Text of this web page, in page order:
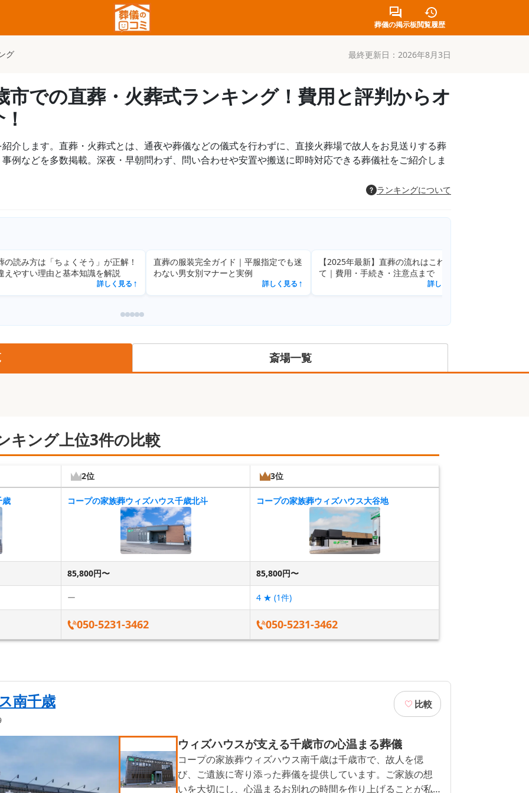
葬儀の掲示板閲覧履歴
グ 最終更新日： 2026年8月3日
市での直葬・火葬式ランキング！費用と評判からオ
介します。直葬・火葬式とは、通夜や葬儀などの儀式を行わずに、直接火葬場で故人をお見送りする葬
例などを多数掲載。深夜・早朝問わず、問い合わせや安置や搬送に即時対応できる葬儀社をご紹介しま
ランキングについて
「ちょくそう」が正解！
理由と基本知識を解説
詳しく見る↗
直葬の服装完全ガイド｜平服指定でも迷
わない男女別マナーと実例
詳しく見る↗
【2025年最新】直葬の流れはこれを見
て｜費用・手続き・注意点まで
詳しく見る↗
斎場一覧
キング上位3件の比較
2位 3位
歳 コープの家族葬ウィズハウス千歳北斗 コープの家族葬ウィズハウス大谷地
85,800円〜 85,800円〜
ー 4 ★ (1件)
050-5231-3462 050-5231-3462
南千歳 比較
ウィズハウスが支える千歳市の心温まる葬儀
コープの家族葬ウィズハウス南千歳は千歳市で、故人を偲
び、ご遺族に寄り添った葬儀を提供しています。ご家族の想
いを大切にし、心温まるお別れの時間を作り上げることが私